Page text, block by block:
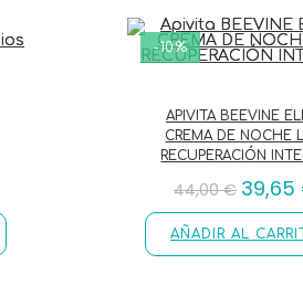
-10%
APIVITA BEEVINE
CREMA DE NOCHE
RECUPERACIÓN
44,00€ 39,65
AÑADIR AL